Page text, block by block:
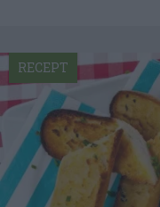
RECEPT